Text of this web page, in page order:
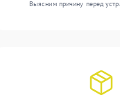
Выясним причину перед